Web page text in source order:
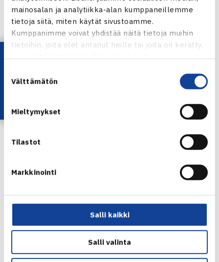
mainosalan ja analytiikka-alan kumppaneillemme
tietoja siitä, miten käytät sivustoamme.
Kumppanimme voivat yhdistää näitä tietoja muihin
tietoihin, joita olet antanut heille tai joita on kerätty,
valinta
Välttämätön
Mieltymykset
Tilastot
Markkinointi
Salli kaikki
Salli valinta
klo 11.30 Paldaniuksen ja Waznyn mestaruuskahvit
klo 12.00 Seuraesimerkki: Seuratoiminnan kehityspolku,
Tanja Näkki, Espoon Verkkopalloseura
klo 12.45 lounas
klo 13.45 Miten tennisyhteisö voi tukea pelaajien
Siirrytään seuraamaan Tampere Open Challenger-kilpailun
keskusteluille.
Ilmoittaudu mukaanviimeistään 16.7. mennessäalla
Ilmoittaudu Seurafoorumiin
Lataa OmaTennis!